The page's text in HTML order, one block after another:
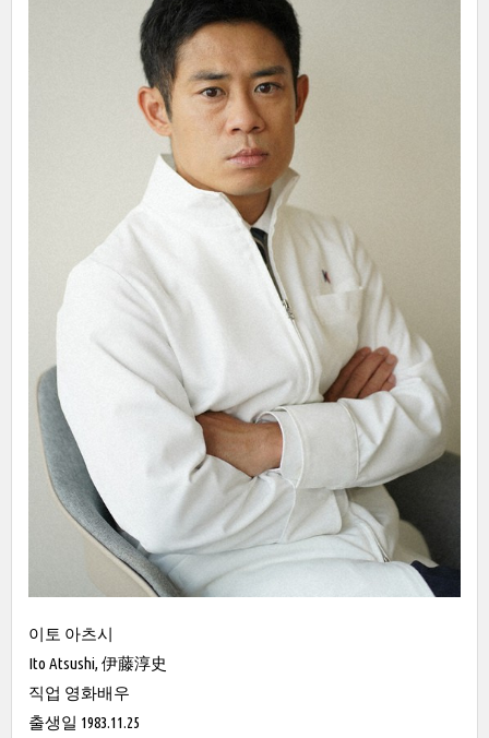
이토 아츠시
Ito Atsushi, 伊藤淳史
직업 영화배우
출생일 1983.11.25